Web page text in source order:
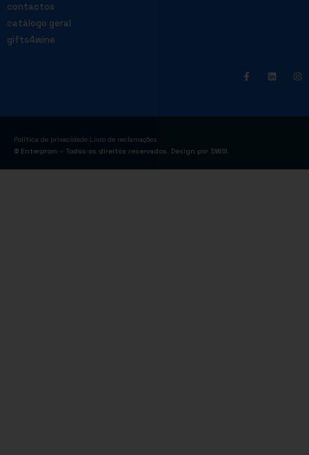
contactos
catálogo geral
gifts4wine
Política de privacidade Livro de reclamações
© Enterprom – Todos os direitos reservados. Design por DWSI.